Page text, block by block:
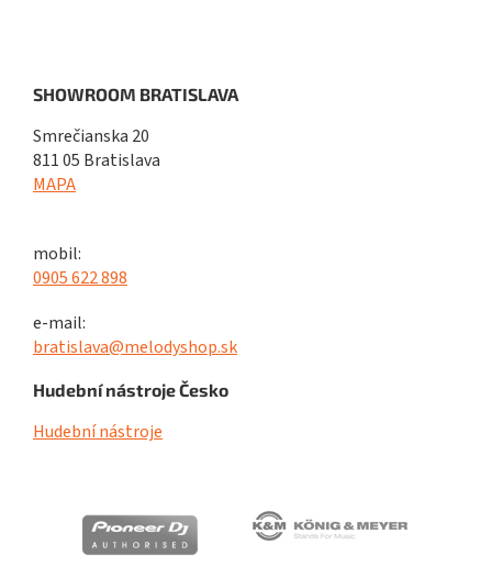
SHOWROOM BRATISLAVA
Smrečianska 20
811 05 Bratislava
MAPA
mobil:
0905 622 898
e-mail:
bratislava@melodyshop.sk
Hudební nástroje Česko
Hudební nástroje